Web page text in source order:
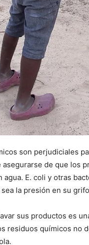
son perjudiciales
de que los
agua. E. coli y otras
la presión en su
sus productos es
residuos químicos no